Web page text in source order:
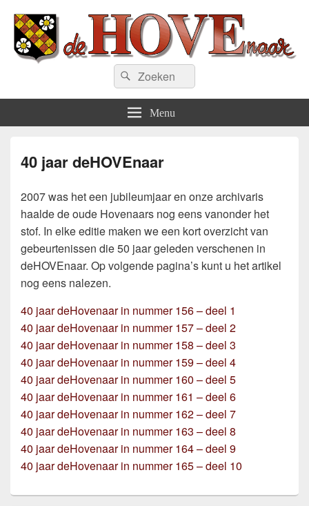
deHOVEnaar.be
Zoeken
naar:
Zoeken
Menu
40 jaar deHOVEnaar
2007 was het een jubileumjaar en onze archivaris
haalde de oude Hovenaars nog eens vanonder het
stof. In elke editie maken we een kort overzicht van
gebeurtenissen die 50 jaar geleden verschenen in
deHOVEnaar. Op volgende pagina’s kunt u het artikel
nog eens nalezen.
40 jaar deHovenaar in nummer 156 – deel 1
40 jaar deHovenaar in nummer 157 – deel 2
40 jaar deHovenaar in nummer 158 – deel 3
40 jaar deHovenaar in nummer 159 – deel 4
40 jaar deHovenaar in nummer 160 – deel 5
40 jaar deHovenaar in nummer 161 – deel 6
40 jaar deHovenaar in nummer 162 – deel 7
40 jaar deHovenaar in nummer 163 – deel 8
40 jaar deHovenaar in nummer 164 – deel 9
40 jaar deHovenaar in nummer 165 – deel 10